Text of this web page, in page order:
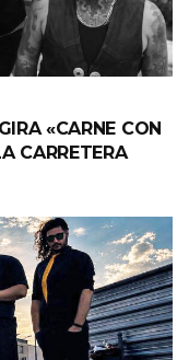
«CARNE CON
CARRETERA